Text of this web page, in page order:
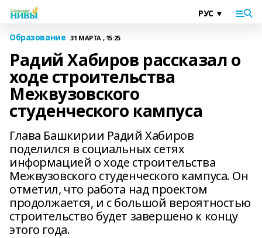
Образование 31 МАРТА , 15:25
Радий Хабиров рассказал о
ходе строительства
Межвузовского
студенческого кампуса
Глава Башкирии Радий Хабиров
поделился в социальных сетях
информацией о ходе строительства
Межвузовского студенческого кампуса. Он
отметил, что работа над проектом
продолжается, и с большой вероятностью
строительство будет завершено к концу
этого года.